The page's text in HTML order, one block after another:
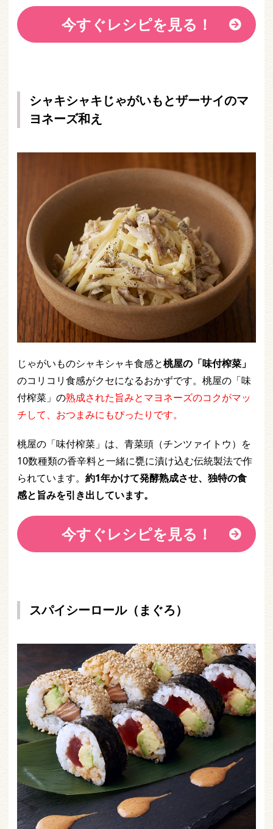
今すぐレシピを見る！
シャキシャキじゃがいもとザーサイのマ
ヨネーズ和え
じゃがいものシャキシャキ食感と桃屋の「味付榨菜」
のコリコリ食感がクセになるおかずです。桃屋の「味
付榨菜」の熟成された旨みとマヨネーズのコクがマッ
チして、おつまみにもぴったりです。
桃屋の「味付榨菜」は、青菜頭（チンツァイトウ）を
10数種類の香辛料と一緒に甕に漬け込む伝統製法で作
られています。 約1年かけて発酵熟成させ、独特の食
感と旨みを引き出しています。
今すぐレシピを見る！
スパイシーロール（まぐろ）